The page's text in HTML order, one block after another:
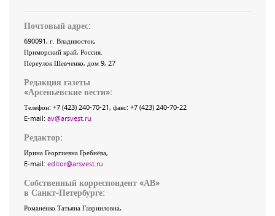
Почтовый адрес:
690091, г. Владивосток,
Приморский край, Россия
Переулок Шевченко, дом 9, 27
Редакция газеты
«Арсеньевские вести»:
Телефон: +7 (423) 240-70-21, факс: +7 (423) 240-70-22
E-mail: av@arsvest.ru
Редактор:
Ирина Георгиевна Гребнёва,
E-mail: editor@arsvest.ru
Собственный корреспондент «АВ»
в Санкт-Петербурге:
Романенко Татьяна Гаврииловна,